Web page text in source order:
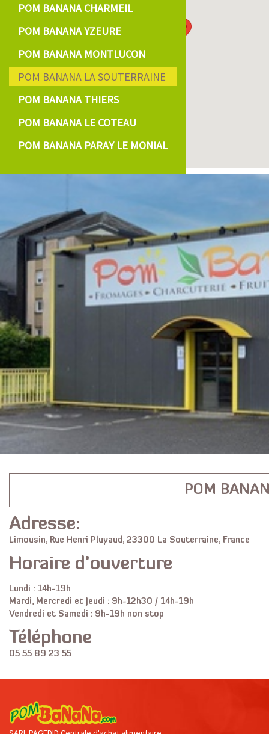
POM BANANA CHARMEIL
POM BANANA YZEURE
POM BANANA MONTLUCON
POM BANANA LA SOUTERRAINE
POM BANANA THIERS
POM BANANA LE COTEAU
POM BANANA PARAY LE MONIAL
POM
Adresse:
Limousin, Rue Henri Pluyaud, 23300 La Souterraine, France
Horaire d'ouverture
Lundi : 14h-19h
Mardi, Mercredi et Jeudi : 9h-12h30 / 14h-19h
Vendredi et Samedi : 9h-19h non stop
Téléphone
05 55 89 23 55